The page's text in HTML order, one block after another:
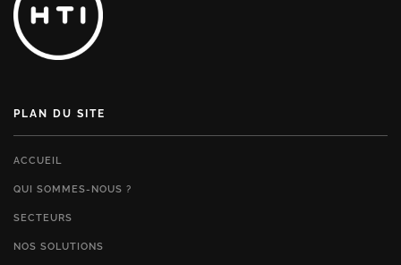
PLAN DU SITE
ACCUEIL
QUI SOMMES-NOUS ?
SECTEURS
NOS SOLUTIONS